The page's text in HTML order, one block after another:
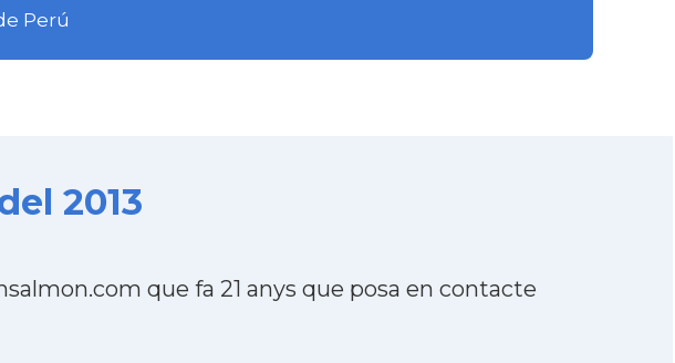
Perú
2013
que fa 21 anys que posa en contacte